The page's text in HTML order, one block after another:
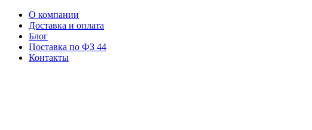
О компании
Доставка и оплата
Блог
Поставка по ФЗ 44
Контакты